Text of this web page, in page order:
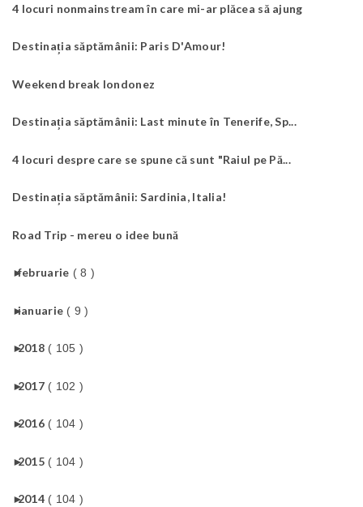
4 locuri nonmainstream în care mi-ar plăcea să ajung
Destinația săptămânii: Paris D'Amour!
Weekend break londonez
Destinația săptămânii: Last minute în Tenerife, Sp...
4 locuri despre care se spune că sunt "Raiul pe Pă...
Destinația săptămânii: Sardinia, Italia!
Road Trip - mereu o idee bună
►
februarie ( 8 )
►
ianuarie ( 9 )
►
2018 ( 105 )
►
2017 ( 102 )
►
2016 ( 104 )
►
2015 ( 104 )
►
2014 ( 104 )